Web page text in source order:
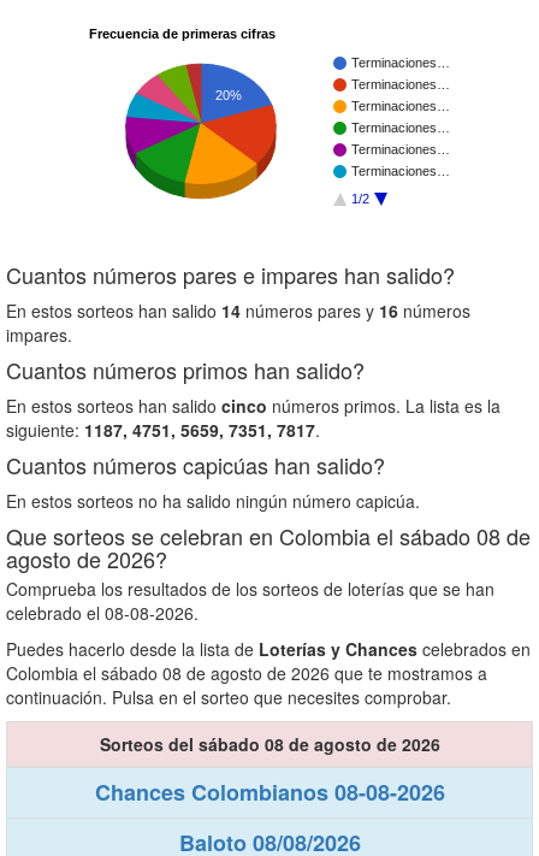
Frecuencia de primeras cifras
Terminaciones…
Terminaciones…
Terminaciones…
Terminaciones…
Terminaciones…
Terminaciones…
1/2
20%
Cuantos números pares e impares han salido?
En estos sorteos han salido 14 números pares y 16 números
impares.
Cuantos números primos han salido?
En estos sorteos han salido cinco números primos. La lista es la
siguiente: 1187, 4751, 5659, 7351, 7817.
Cuantos números capicúas han salido?
En estos sorteos no ha salido ningún número capicúa.
Que sorteos se celebran en Colombia el sábado 08 de
agosto de 2026?
Comprueba los resultados de los sorteos de loterías que se han
celebrado el 08-08-2026.
Puedes hacerlo desde la lista de Loterías y Chances celebrados en
Colombia el sábado 08 de agosto de 2026 que te mostramos a
continuación. Pulsa en el sorteo que necesites comprobar.
Sorteos del sábado 08 de agosto de 2026
Chances Colombianos 08-08-2026
Baloto 08/08/2026